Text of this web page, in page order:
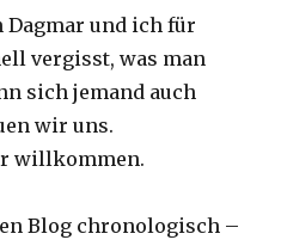
Dagmar und ich für
vergisst, was man
sich jemand auch
wir uns.
willkommen.
Blog chronologisch –